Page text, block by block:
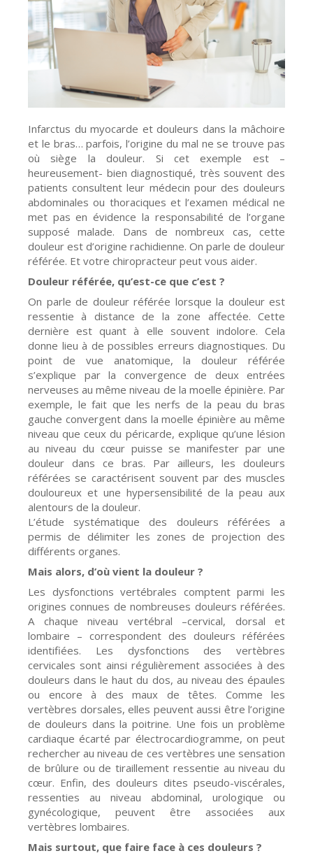
Infarctus du myocarde et douleurs dans la mâchoire
et le bras… parfois, l’origine du mal ne se trouve pas
où siège la douleur. Si cet exemple est –
heureusement- bien diagnostiqué, très souvent des
patients consultent leur médecin pour des douleurs
abdominales ou thoraciques et l’examen médical ne
met pas en évidence la responsabilité de l’organe
supposé malade. Dans de nombreux cas, cette
douleur est d’origine rachidienne. On parle de douleur
référée. Et votre chiropracteur peut vous aider.
Douleur référée, qu’est-ce que c’est ?
On parle de douleur référée lorsque la douleur est
ressentie à distance de la zone affectée. Cette
dernière est quant à elle souvent indolore. Cela
donne lieu à de possibles erreurs diagnostiques. Du
point de vue anatomique, la douleur référée
s’explique par la convergence de deux entrées
nerveuses au même niveau de la moelle épinière. Par
exemple, le fait que les nerfs de la peau du bras
gauche convergent dans la moelle épinière au même
niveau que ceux du péricarde, explique qu’une lésion
au niveau du cœur puisse se manifester par une
douleur dans ce bras. Par ailleurs, les douleurs
référées se caractérisent souvent par des muscles
douloureux et une hypersensibilité de la peau aux
alentours de la douleur.
L’étude systématique des douleurs référées a
permis de délimiter les zones de projection des
différents organes.
Mais alors, d’où vient la douleur ?
Les dysfonctions vertébrales comptent parmi les
origines connues de nombreuses douleurs référées.
A chaque niveau vertébral –cervical, dorsal et
lombaire – correspondent des douleurs référées
identifiées. Les dysfonctions des vertèbres
cervicales sont ainsi régulièrement associées à des
douleurs dans le haut du dos, au niveau des épaules
ou encore à des maux de têtes. Comme les
vertèbres dorsales, elles peuvent aussi être l’origine
de douleurs dans la poitrine. Une fois un problème
cardiaque écarté par électrocardiogramme, on peut
rechercher au niveau de ces vertèbres une sensation
de brûlure ou de tiraillement ressentie au niveau du
cœur. Enfin, des douleurs dites pseudo-viscérales,
ressenties au niveau abdominal, urologique ou
gynécologique, peuvent être associées aux
vertèbres lombaires.
Mais surtout, que faire face à ces douleurs ?